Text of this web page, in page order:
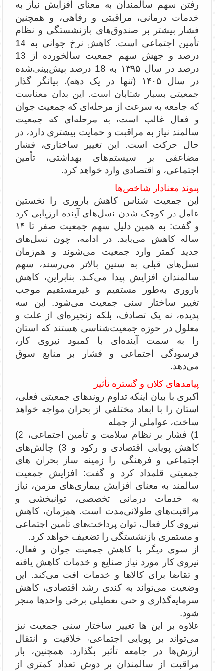
رفتن سهم سالمندان به معنای افزایش نیاز به
خدمات درمانی، مراقبتی و رفاهی، و همچنین
فشار بیشتر بر صندوق‌های بازنشستگی و نظام
تأمین اجتماعی است. کاهش نرخ جوانی به 14
درصد و جهش سهم جمعیت سالخورده از 13
درصد در سال ۱۳۹۵ به 18 درصد پیش‌بینی‌شده
در سال ۱۴۰۵ (تنها در یک دهه)، بیانگر گذار
جمعیتی بسیار شتابان است. این بدان معناست
که جامعه به سرعت از مرحله‌ای که جمعیت جوان
و فعال غالب است، به مرحله‌ای که جمعیت
سالمند نیاز به مراقبت و حمایت بیشتری دارد، در
حال حرکت است. این تغییر ساختاری، فشار
مضاعفی بر سیستم‌های بهداشتی، تأمین
اجتماعی، و اقتصادی وارد خواهد کرد.
پیوند معنادار شاخص‌ها
این جمعیت شناس کاهش باروری را نخستین
عامل در کوچک شدن نسل‌های آینده ارزیابی کرد
و گفت: به همین دلیل سهم جمعیت صفر تا ۱۴
ساله کاهش می‌یابد. در ادامه، چون نسل‌های
جدید کمتر وارد جمعیت می‌شوند و هم‌زمان
نسل‌های قبلی به سنین بالاتر می‌رسند، سهم
سالمندان افزایش پیدا می‌کند. بنابراین، کاهش
باروری به‌طور مستقیم و غیرمستقیم موجب
تغییر ساختار سنی جمعیت می‌شود. این سه
پدیده، نه یک تصادف، بلکه زنجیره‌ای از علت و
معلول در حوزه جمعیت‌شناسی هستند که استان
را به سمت آینده‌ای با کمبود نیروی کار،
فرسودگی اجتماعی و فشار بر منابع سوق
می‌دهد.
پیامدهای کلان و گستره تأثیر
اکبری با بیان اینکه تداوم روندهای جمعیتی فعلی،
استان را با ابعاد مختلفی از بحران مواجه خواهد
ساخت، عواملی از جمله
1) فشار بر نظام سلامت و تأمین اجتماعی، 2)
کاهش پویایی اقتصادی و رکود و 3) چالش‌های
اجتماعی و فرهنگی را زمینه ساز بحران های
جمعیتی قلمداد کرد و گفت: افزایش جمعیت
سالمند به معنای افزایش بیماری‌های مزمن، نیاز
به خدمات درمانی تخصصی، توانبخشی و
مراقبت‌های طولانی‌مدت است. همزمان، کاهش
نیروی کار فعال، توان پرداخت‌های تأمین اجتماعی
و مستمری بازنشستگی را تضعیف خواهد کرد.
از سوی دیگر با کاهش جمعیت جوان و فعال،
نیروی کار مورد نیاز صنایع و خدمات کاهش یافته
و تقاضا برای کالاها و خدمات افت می‌کند. این
وضعیت می‌تواند به کندی رشد اقتصادی، کاهش
سرمایه‌گذاری و حتی تعطیلی برخی واحدها منجر
شود.
علاوه بر این ها تغییر ساختار سنی جمعیت نیز
می‌تواند بر پویایی اجتماعی، خلاقیت و انتقال
ارزش‌ها در جامعه تأثیر بگذارد. همچنین، بار
مراقبت از سالمندان بر دوش تعداد کمتری از